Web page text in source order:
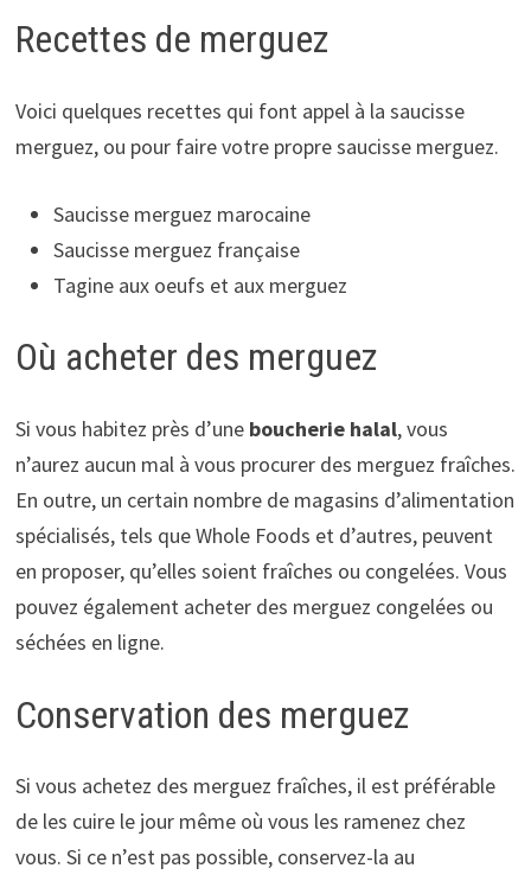
Recettes de merguez
Voici quelques recettes qui font appel à la saucisse
merguez, ou pour faire votre propre saucisse merguez.
Saucisse merguez marocaine
Saucisse merguez française
Tagine aux oeufs et aux merguez
Où acheter des merguez
Si vous habitez près d’une boucherie halal, vous
n’aurez aucun mal à vous procurer des merguez fraîches.
En outre, un certain nombre de magasins d’alimentation
spécialisés, tels que Whole Foods et d’autres, peuvent
en proposer, qu’elles soient fraîches ou congelées. Vous
pouvez également acheter des merguez congelées ou
séchées en ligne.
Conservation des merguez
Si vous achetez des merguez fraîches, il est préférable
de les cuire le jour même où vous les ramenez chez
vous. Si ce n’est pas possible, conservez-la au